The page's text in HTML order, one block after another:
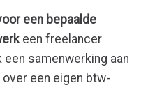
een bepaalde
een freelancer
samenwerking aan
een eigen btw-